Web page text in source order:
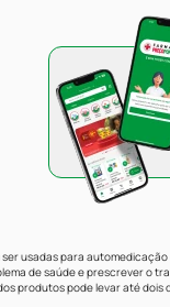
usadas para
de saúde e prescrever o
produtos pode levar até